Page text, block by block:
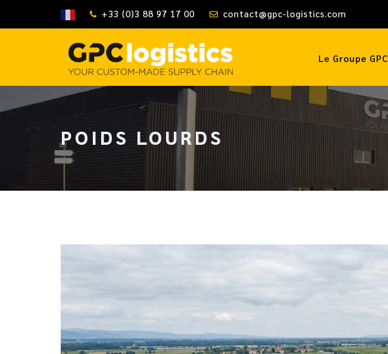
+33 (0)3 88 97 17 00 contact@gpc-logistics.com
Le Groupe GPC
POIDS LOURDS